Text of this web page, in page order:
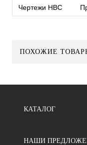
Чертежи HBC
ПОХОЖИЕ
КАТАЛОГ
НАШИ